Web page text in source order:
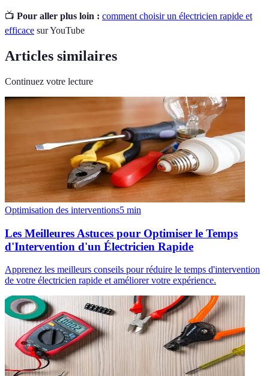
📺 Pour aller plus loin : comment choisir un électricien rapide et
efficace sur YouTube
Articles similaires
Continuez votre lecture
Optimisation des interventions5 min
Les Meilleures Astuces pour Optimiser le Temps
d'Intervention d'un Électricien Rapide
Apprenez les meilleurs conseils pour réduire le temps d'intervention
de votre électricien rapide et améliorer votre expérience.